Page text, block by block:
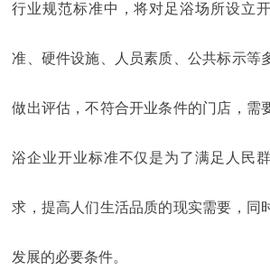
行业规范标准中，将对足浴场所设立
准、硬件设施、人员素质、公共标示等
做出评估，不符合开业条件的门店，需
浴企业开业标准不仅是为了满足人民
求，提高人们生活品质的现实需要，同
发展的必要条件。